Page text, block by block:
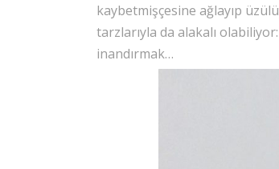
kaybetmişçesine ağlayıp
tarzlarıyla da alakalı
inandırmak…